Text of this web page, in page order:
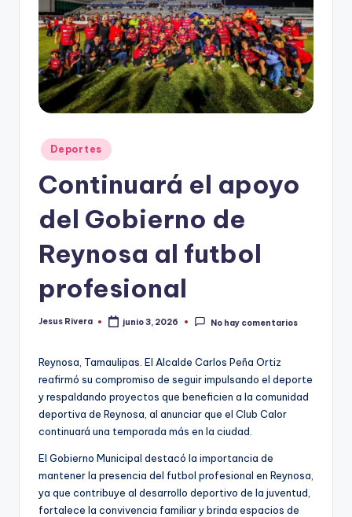
p
Publicado
en
Deportes
Continuará el apoyo
del Gobierno de
Reynosa al futbol
profesional
Publicado
Jesus Rivera junio 3, 2026 No hay comentarios
Reynosa, Tamaulipas. El Alcalde Carlos Peña Ortiz
reafirmó su compromiso de seguir impulsando el deporte
y respaldando proyectos que beneficien a la comunidad
deportiva de Reynosa, al anunciar que el Club Calor
continuará una temporada más en la ciudad.
El Gobierno Municipal destacó la importancia de
mantener la presencia del futbol profesional en Reynosa,
ya que contribuye al desarrollo deportivo de la juventud,
fortalece la convivencia familiar y brinda espacios de